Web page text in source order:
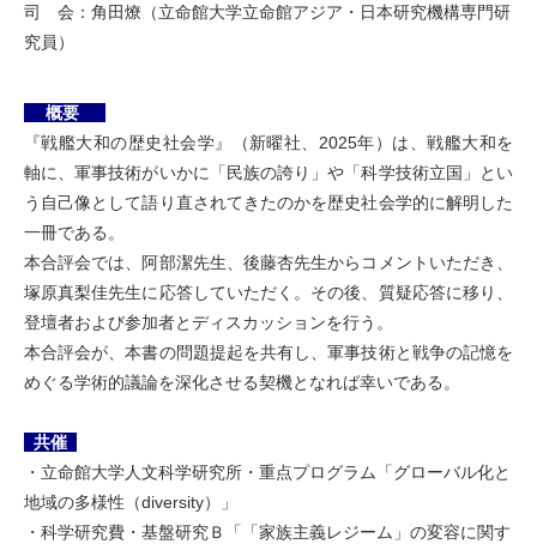
司 会：角田燎（立命館大学立命館アジア・日本研究機構専門研
究員）
概要
『戦艦大和の歴史社会学』（新曜社、2025年）は、戦艦大和を
軸に、軍事技術がいかに「民族の誇り」や「科学技術立国」とい
う自己像として語り直されてきたのかを歴史社会学的に解明した
一冊である。
本合評会では、阿部潔先生、後藤杏先生からコメントいただき、
塚原真梨佳先生に応答していただく。その後、質疑応答に移り、
登壇者および参加者とディスカッションを行う。
本合評会が、本書の問題提起を共有し、軍事技術と戦争の記憶を
めぐる学術的議論を深化させる契機となれば幸いである。
共催
・立命館大学人文科学研究所・重点プログラム「グローバル化と
地域の多様性（diversity）」
・科学研究費・基盤研究Ｂ「「家族主義レジーム」の変容に関す